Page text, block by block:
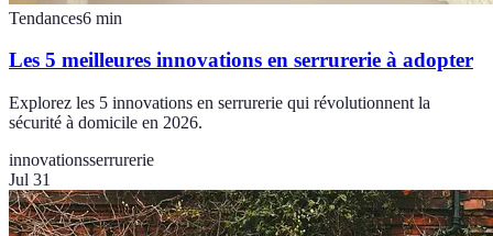
Tendances6 min
Les 5 meilleures innovations en serrurerie à adopter
Explorez les 5 innovations en serrurerie qui révolutionnent la
sécurité à domicile en 2026.
innovationsserrurerie
Jul 31